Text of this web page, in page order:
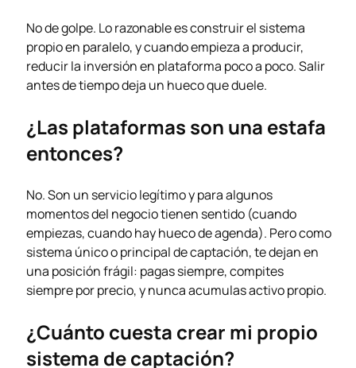
No de golpe. Lo razonable es construir el sistema
propio en paralelo, y cuando empieza a producir,
reducir la inversión en plataforma poco a poco. Salir
antes de tiempo deja un hueco que duele.
¿Las plataformas son una estafa
entonces?
No. Son un servicio legítimo y para algunos
momentos del negocio tienen sentido (cuando
empiezas, cuando hay hueco de agenda). Pero como
sistema único o principal de captación, te dejan en
una posición frágil: pagas siempre, compites
siempre por precio, y nunca acumulas activo propio.
¿Cuánto cuesta crear mi propio
sistema de captación?